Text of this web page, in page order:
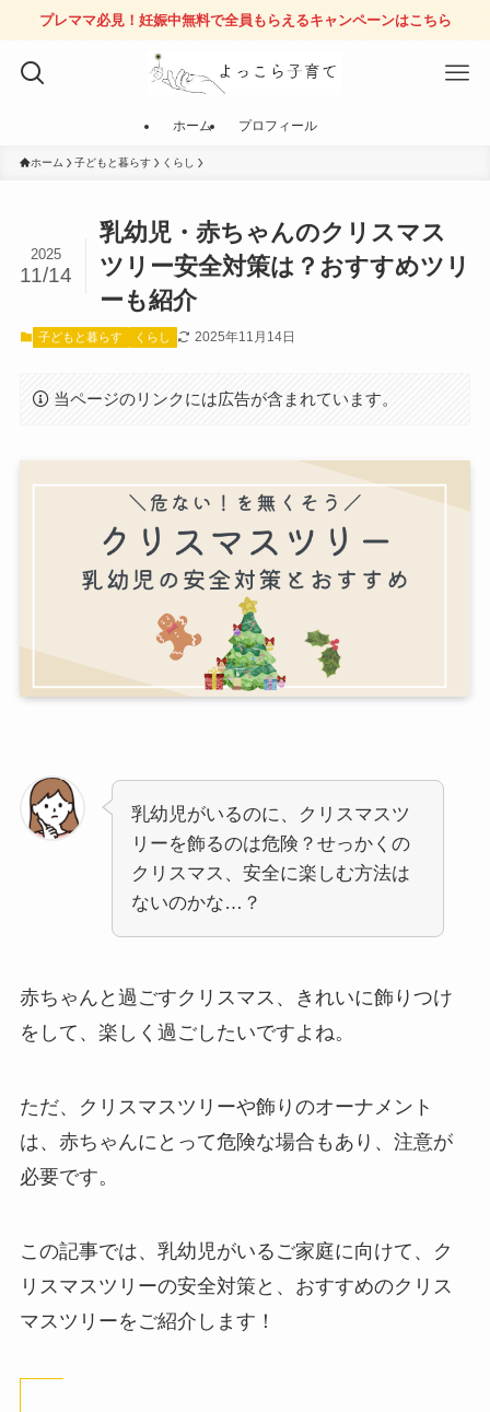
プレママ必見！妊娠中無料で全員もらえるキャンペーンはこちら
ホーム プロフィール
ホーム 子どもと暮らす くらし
乳幼児・赤ちゃんのクリスマス
ツリー安全対策は？おすすめツリ
ーも紹介
2025
11/14
子どもと暮らす くらし 2025年11月14日
当ページのリンクには広告が含まれています。
乳幼児がいるのに、クリスマスツ
リーを飾るのは危険？せっかくの
クリスマス、安全に楽しむ方法は
ないのかな…？
赤ちゃんと過ごすクリスマス、きれいに飾りつけ
をして、楽しく過ごしたいですよね。
ただ、クリスマスツリーや飾りのオーナメント
は、赤ちゃんにとって危険な場合もあり、注意が
必要です。
この記事では、乳幼児がいるご家庭に向けて、ク
リスマスツリーの安全対策と、おすすめのクリス
マスツリーをご紹介します！